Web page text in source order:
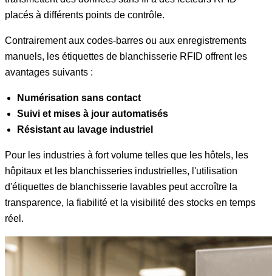
placés à différents points de contrôle.
Contrairement aux codes-barres ou aux enregistrements
manuels, les étiquettes de blanchisserie RFID offrent les
avantages suivants :
Numérisation sans contact
Suivi et mises à jour automatisés
Résistant au lavage industriel
Pour les industries à fort volume telles que les hôtels, les
hôpitaux et les blanchisseries industrielles, l'utilisation
d'étiquettes de blanchisserie lavables peut accroître la
transparence, la fiabilité et la visibilité des stocks en temps
réel.